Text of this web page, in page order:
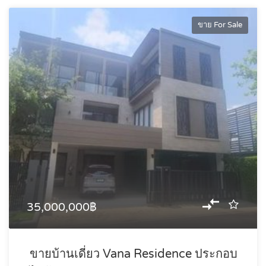
ขาย For Sale
35,000,000฿
ขายบ้านเดี่ยว Vana Residence ประกอบ